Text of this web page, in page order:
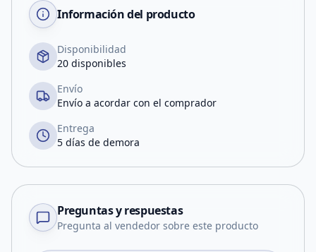
Información del producto
Disponibilidad
20 disponibles
Envío
Envío a acordar con el comprador
Entrega
5 días de demora
Preguntas y respuestas
Pregunta al vendedor sobre este producto